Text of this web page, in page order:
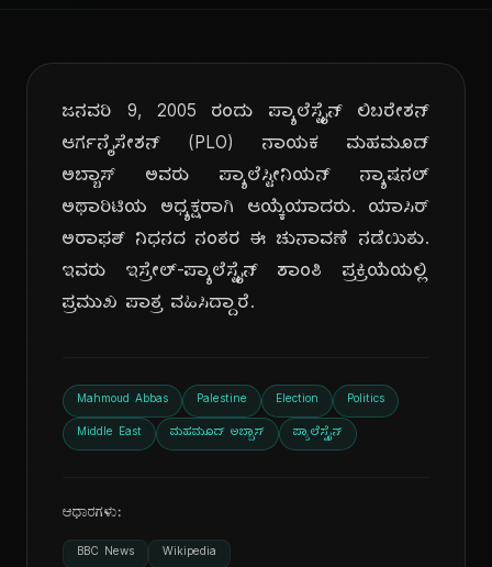
ಜನವರಿ 9, 2005 ರಂದು ಪ್ಯಾಲೆಸ್ಟೈನ್ ಲಿಬರೇಶನ್
ಆರ್ಗನೈಸೇಶನ್ (PLO) ನಾಯಕ ಮಹಮೂದ್
ಅಬ್ಬಾಸ್ ಅವರು ಪ್ಯಾಲೆಸ್ಟೀನಿಯನ್ ನ್ಯಾಷನಲ್
ಅಥಾರಿಟಿಯ ಅಧ್ಯಕ್ಷರಾಗಿ ಆಯ್ಕೆಯಾದರು. ಯಾಸಿರ್
ಅರಾಫತ್ ನಿಧನದ ನಂತರ ಈ ಚುನಾವಣೆ ನಡೆಯಿತು.
ಇವರು ಇಸ್ರೇಲ್-ಪ್ಯಾಲೆಸ್ಟೈನ್ ಶಾಂತಿ ಪ್ರಕ್ರಿಯೆಯಲ್ಲಿ
ಪ್ರಮುಖ ಪಾತ್ರ ವಹಿಸಿದ್ದಾರೆ.
Mahmoud Abbas Palestine Election Politics
Middle East ಮಹಮೂದ್ ಅಬ್ಬಾಸ್ ಪ್ಯಾಲೆಸ್ಟೈನ್
ಆಧಾರಗಳು:
BBC News Wikipedia